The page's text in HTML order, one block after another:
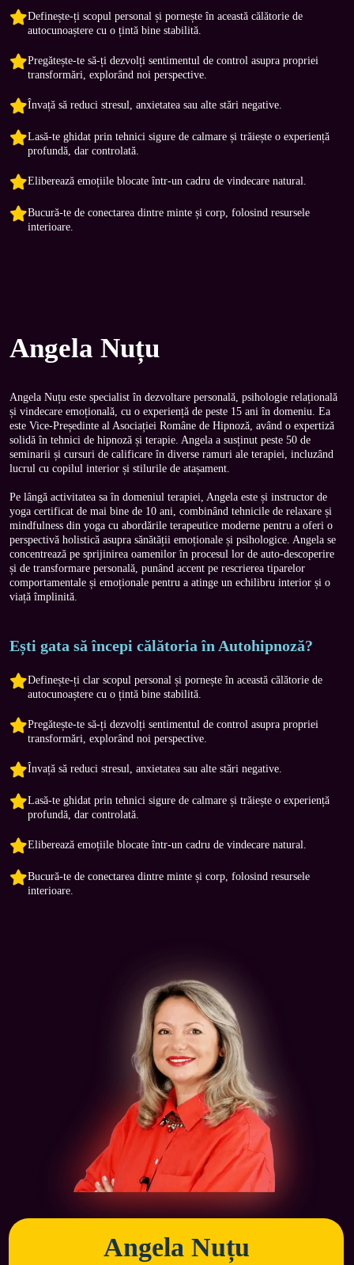
Definește-ți scopul personal și pornește în această călătorie de
autocunoaștere cu o țintă bine stabilită.
Pregătește-te să-ți dezvolți sentimentul de control asupra propriei
transformări, explorând noi perspective.
Învață să reduci stresul, anxietatea sau alte stări negative.
Lasă-te ghidat prin tehnici sigure de calmare și trăiește o experiență
profundă, dar controlată.
Eliberează emoțiile blocate într-un cadru de vindecare natural.
Bucură-te de conectarea dintre minte și corp, folosind resursele
interioare.
Angela Nuțu
Angela Nuțu este specialist în dezvoltare personală, psihologie relațională
și vindecare emoțională, cu o experiență de peste 15 ani în domeniu. Ea
este Vice-Președinte al Asociației Române de Hipnoză, având o expertiză
solidă în tehnici de hipnoză și terapie. Angela a susținut peste 50 de
seminarii și cursuri de calificare în diverse ramuri ale terapiei, incluzând
lucrul cu copilul interior și stilurile de atașament.
Pe lângă activitatea sa în domeniul terapiei, Angela este și instructor de
yoga certificat de mai bine de 10 ani, combinând tehnicile de relaxare și
mindfulness din yoga cu abordările terapeutice moderne pentru a oferi o
perspectivă holistică asupra sănătății emoționale și psihologice. Angela se
concentrează pe sprijinirea oamenilor în procesul lor de auto-descoperire
și de transformare personală, punând accent pe rescrierea tiparelor
comportamentale și emoționale pentru a atinge un echilibru interior și o
viață împlinită.
Ești gata să începi călătoria în Autohipnoză?
Definește-ți clar scopul personal și pornește în această călătorie de
autocunoaștere cu o țintă bine stabilită.
Pregătește-te să-ți dezvolți sentimentul de control asupra propriei
transformări, explorând noi perspective.
Învață să reduci stresul, anxietatea sau alte stări negative.
Lasă-te ghidat prin tehnici sigure de calmare și trăiește o experiență
profundă, dar controlată.
Eliberează emoțiile blocate într-un cadru de vindecare natural.
Bucură-te de conectarea dintre minte și corp, folosind resursele
interioare.
Angela Nuțu